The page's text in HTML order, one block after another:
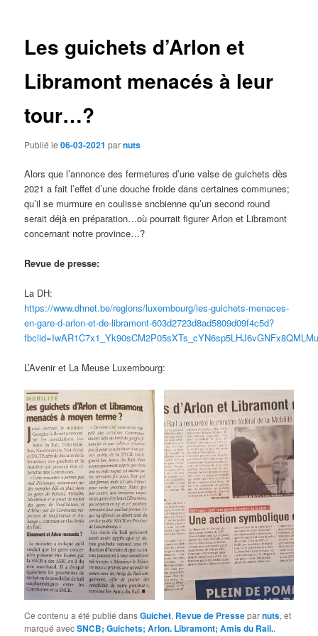
Les guichets d’Arlon et
Libramont menacés à leur
tour…?
Publié le06-03-2021 parnuts
Alors que l’annonce des fermetures d’une valse de guichets dès
2021 a fait l’effet d’une douche froide dans certaines communes;
qu’il se murmure en coulisse sncbienne qu’un second round
serait déjà en préparation…où pourrait figurer Arlon et Libramont
concernant notre province…?
Revue de presse:
La DH:
https://www.dhnet.be/regions/luxembourg/les-guichets-menaces-
en-gare-d-arlon-et-de-libramont-603d2723d8ad5809d09f4c5d?
L’Avenir et La Meuse Luxembourg:
Ce contenu a été publié dansGuichet, Revue de Presseparnuts, et
marqué avecSNCB; Guichets; Arlon. Libramont; Amis du Rail..